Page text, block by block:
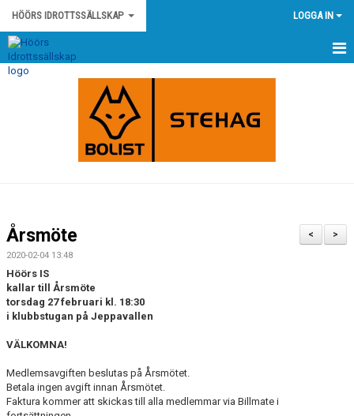
HÖÖRS IDROTTSSÄLLSKAP LOGGA IN
HEM
KLUBBSHOP
KALENDER
MATCHER
OM KLUBBEN
DOKUMENT
>
<
Årsmöte
2020-02-04 13:48
Höörs IS
kallar till Årsmöte
torsdag 27 februari kl. 18:30
i klubbstugan på Jeppavallen
VÄLKOMNA!
Medlemsavgiften beslutas på Årsmötet.
Betala ingen avgift innan Årsmötet.
Faktura kommer att skickas till alla medlemmar via Billmate i